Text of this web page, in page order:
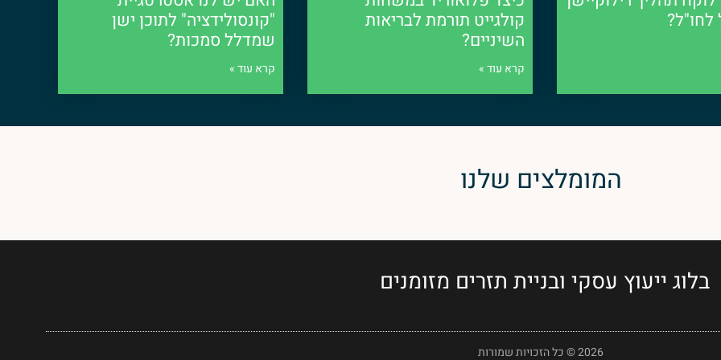
הפוטנציאל שלו. זה יכול לעזור לעסק
נפוצות שיכולות להוביל לכישלון
חברת ייעוץ פיננסי יכול לעזור לך להגיע
קולגייט תורמת לבריאות
השיניים?
קרא עוד »
"קונסולידציה" לתוכן ישן
שמדלל סמכות?
קרא עוד »
המומלצים שלנו
בלוג ייעוץ עסקי ובניית תזרים מזומנים
2026 © כל הזכויות שמורות